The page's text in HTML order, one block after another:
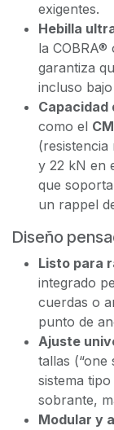
exigentes.
Hebilla
la
garantiza
incluso
como el
(resistencia
y 22 kN en
que
un rappel
Diseño
Listo para
integrado
cuerdas o
punto de
Ajuste
tallas (“one
sistema
sobrante,
Modular y